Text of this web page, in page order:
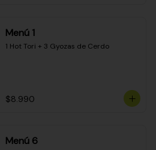
Menú 1
1 Hot Tori + 3 Gyozas de Cerdo
$8.990
Menú 6